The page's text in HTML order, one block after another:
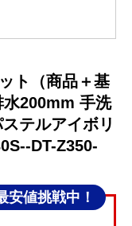
ト（商品＋基
200mm 手洗
テルアイボリ
DT-Z350-
安値挑戦中！